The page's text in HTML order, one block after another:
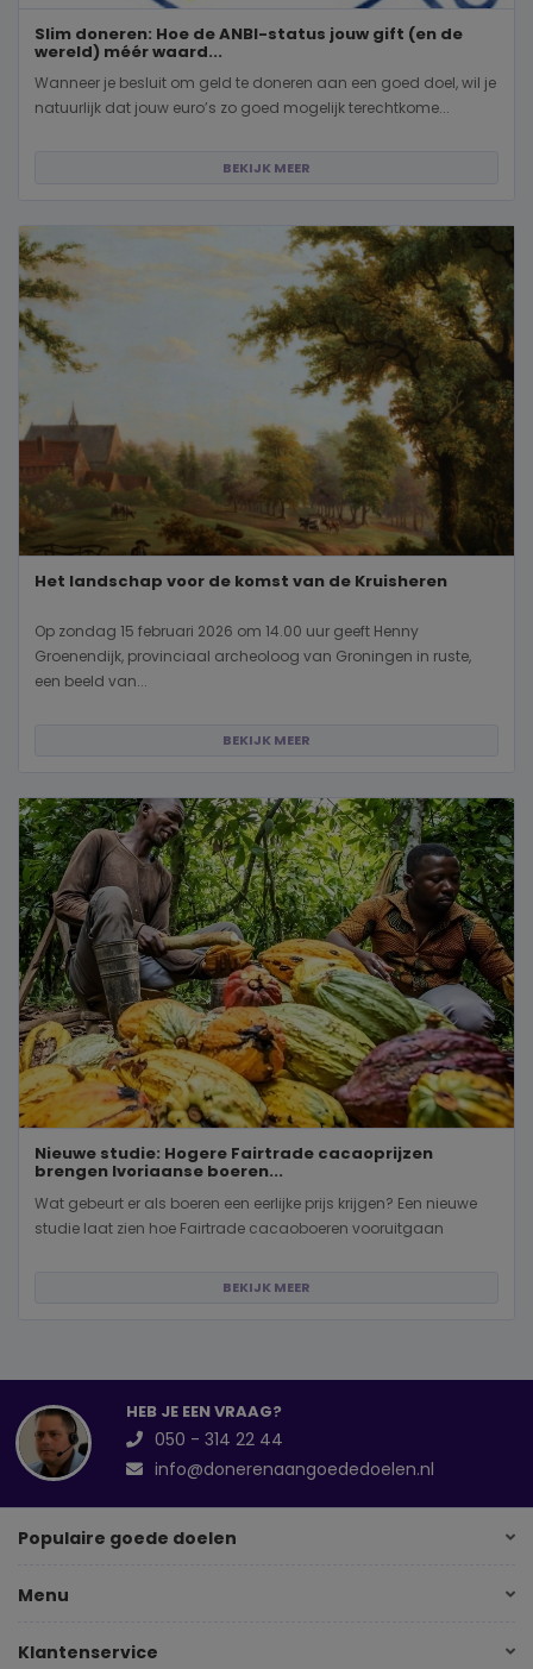
Slim doneren: Hoe de ANBI-status jouw gift (en de
wereld) méér waard...
Wanneer je besluit om geld te doneren aan een goed doel, wil je
natuurlijk dat jouw euro’s zo goed mogelijk terechtkome...
BEKIJK MEER
Het landschap voor de komst van de Kruisheren
Op zondag 15 februari 2026 om 14.00 uur geeft Henny
Groenendijk, provinciaal archeoloog van Groningen in ruste,
een beeld van...
BEKIJK MEER
Nieuwe studie: Hogere Fairtrade cacaoprijzen
brengen Ivoriaanse boeren...
Wat gebeurt er als boeren een eerlijke prijs krijgen? Een nieuwe
studie laat zien hoe Fairtrade cacaoboeren vooruitgaan
BEKIJK MEER
HEB JE EEN VRAAG?
050 - 314 22 44
info@donerenaangoededoelen.nl
Populaire goede doelen
Menu
Klantenservice